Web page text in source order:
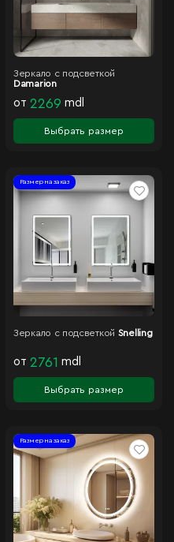
Зеркало с подсветкой
Damarion
от 2269 mdl
Выбрать размер
Размер на заказ
Зеркало с подсветкой Snelling
от 2761 mdl
Выбрать размер
Размер на заказ